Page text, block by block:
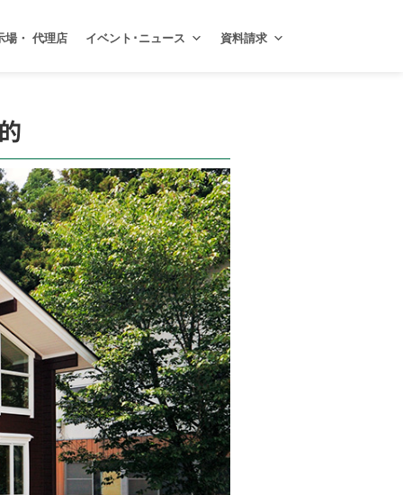
場・ 代理店 イベント･ニュース 資料請求